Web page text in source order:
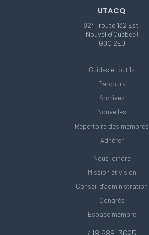
UTACQ
824, route 132 Est
Nouvelle(Québec)
G0C 2E0
Guides et outils
Parcours
Archives
Nouvelles
Répertoire des membres
Adhérer
Nous joindre
Mission et vision
Conseil d'administration
Congrès
Espace membre